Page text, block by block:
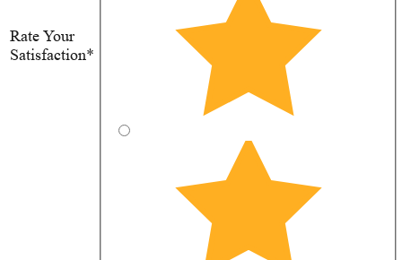
Rate Your
Satisfaction*